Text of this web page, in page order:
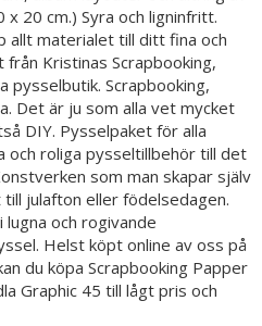
x 20 cm.) Syra och ligninfritt.
allt materialet till ditt fina och
Kristinas Scrapbooking,
pysselbutik. Scrapbooking,
Det är ju som alla vet mycket
DIY. Pysselpaket för alla
och roliga pysseltillbehör till det
som man skapar själv
julafton eller födelsedagen.
och rogivande
Helst köpt online av oss på
du köpa Scrapbooking Papper
Graphic 45 till lågt pris och